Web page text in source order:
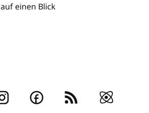
auf einen Blick